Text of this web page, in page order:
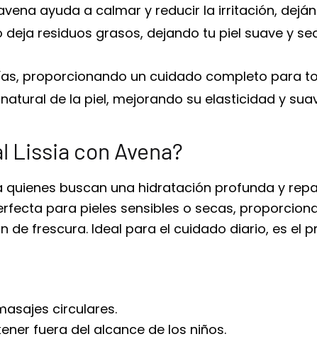
ayuda a calmar y reducir la irritación,
residuos grasos, dejando tu piel suave y
proporcionando un cuidado completo para
de la piel, mejorando su elasticidad y
Lissia con Avena?
buscan una hidratación profunda y
para pieles sensibles o secas,
de frescura. Ideal para el cuidado diario, es el
circulares.
fuera del alcance de los niños.